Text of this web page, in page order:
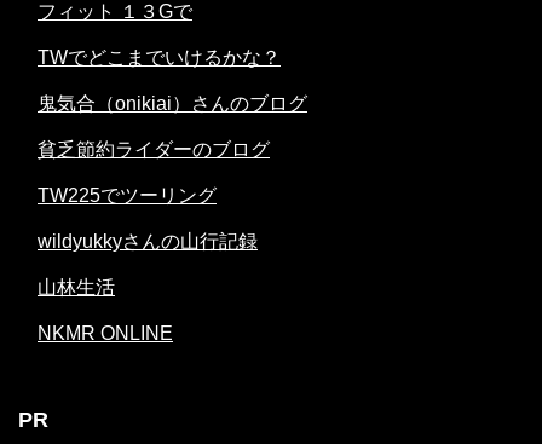
フィット １３Gで
TWでどこまでいけるかな？
鬼気合（onikiai）さんのブログ
貧乏節約ライダーのブログ
TW225でツーリング
wildyukkyさんの山行記録
山林生活
NKMR ONLINE
PR